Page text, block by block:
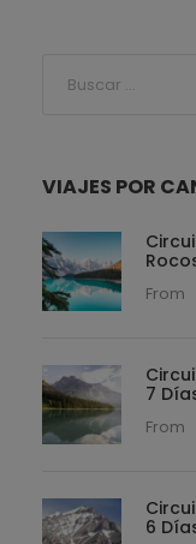
VIAJES POR
From
7
From
6